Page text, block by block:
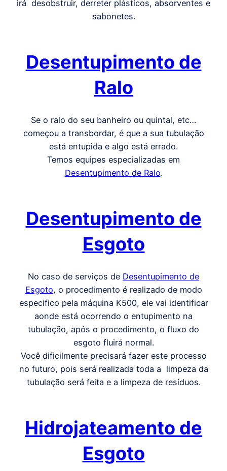
irá desobstruir, derreter plásticos, absorventes e
sabonetes.
Desentupimento de
Ralo
Se o ralo do seu banheiro ou quintal, etc…
começou a transbordar, é que a sua tubulação
está entupida e algo está errado.
Temos equipes especializadas em
Desentupimento de Ralo.
Desentupimento de
Esgoto
No caso de serviços de Desentupimento de
Esgoto, o procedimento é realizado de modo
especifico pela máquina K500, ele vai identificar
aonde está ocorrendo o entupimento na
tubulação, após o procedimento, o fluxo do
esgoto fluirá normal.
Você dificilmente precisará fazer este processo
no futuro, pois será realizada toda a limpeza da
tubulação será feita e a limpeza de resíduos.
Hidrojateamento de
Esgoto